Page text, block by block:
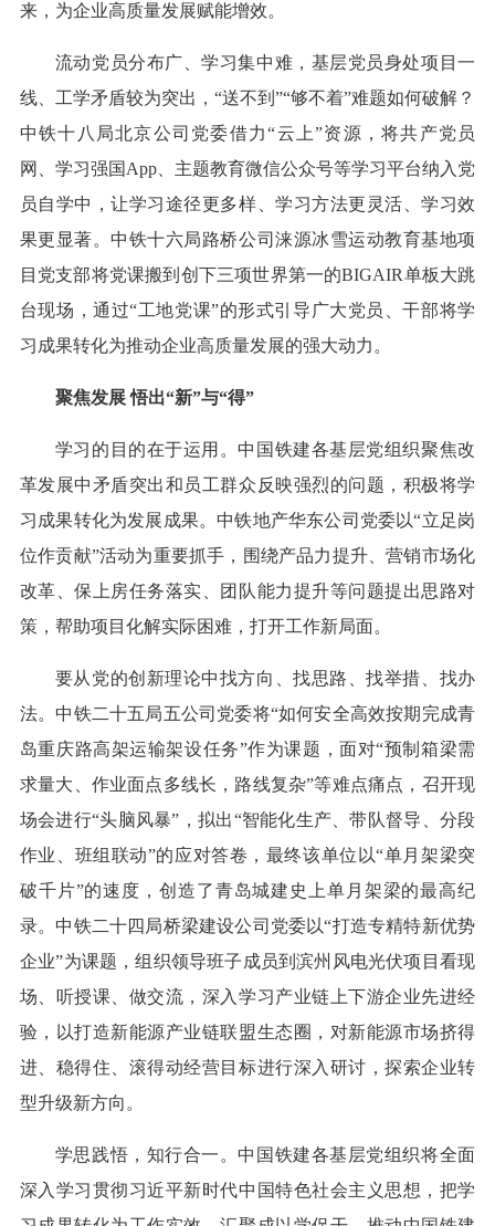
来，为企业高质量发展赋能增效。
流动党员分布广、学习集中难，基层党员身处项目一
线、工学矛盾较为突出，“送不到”“够不着”难题如何破解？
中铁十八局北京公司党委借力“云上”资源，将共产党员
网、学习强国App、主题教育微信公众号等学习平台纳入党
员自学中，让学习途径更多样、学习方法更灵活、学习效
果更显著。中铁十六局路桥公司涞源冰雪运动教育基地项
目党支部将党课搬到创下三项世界第一的BIGAIR单板大跳
台现场，通过“工地党课”的形式引导广大党员、干部将学
习成果转化为推动企业高质量发展的强大动力。
聚焦发展 悟出“新”与“得”
学习的目的在于运用。中国铁建各基层党组织聚焦改
革发展中矛盾突出和员工群众反映强烈的问题，积极将学
习成果转化为发展成果。中铁地产华东公司党委以“立足岗
位作贡献”活动为重要抓手，围绕产品力提升、营销市场化
改革、保上房任务落实、团队能力提升等问题提出思路对
策，帮助项目化解实际困难，打开工作新局面。
要从党的创新理论中找方向、找思路、找举措、找办
法。中铁二十五局五公司党委将“如何安全高效按期完成青
岛重庆路高架运输架设任务”作为课题，面对“预制箱梁需
求量大、作业面点多线长，路线复杂”等难点痛点，召开现
场会进行“头脑风暴”，拟出“智能化生产、带队督导、分段
作业、班组联动”的应对答卷，最终该单位以“单月架梁突
破千片”的速度，创造了青岛城建史上单月架梁的最高纪
录。中铁二十四局桥梁建设公司党委以“打造专精特新优势
企业”为课题，组织领导班子成员到滨州风电光伏项目看现
场、听授课、做交流，深入学习产业链上下游企业先进经
验，以打造新能源产业链联盟生态圈，对新能源市场挤得
进、稳得住、滚得动经营目标进行深入研讨，探索企业转
型升级新方向。
学思践悟，知行合一。中国铁建各基层党组织将全面
深入学习贯彻习近平新时代中国特色社会主义思想，把学